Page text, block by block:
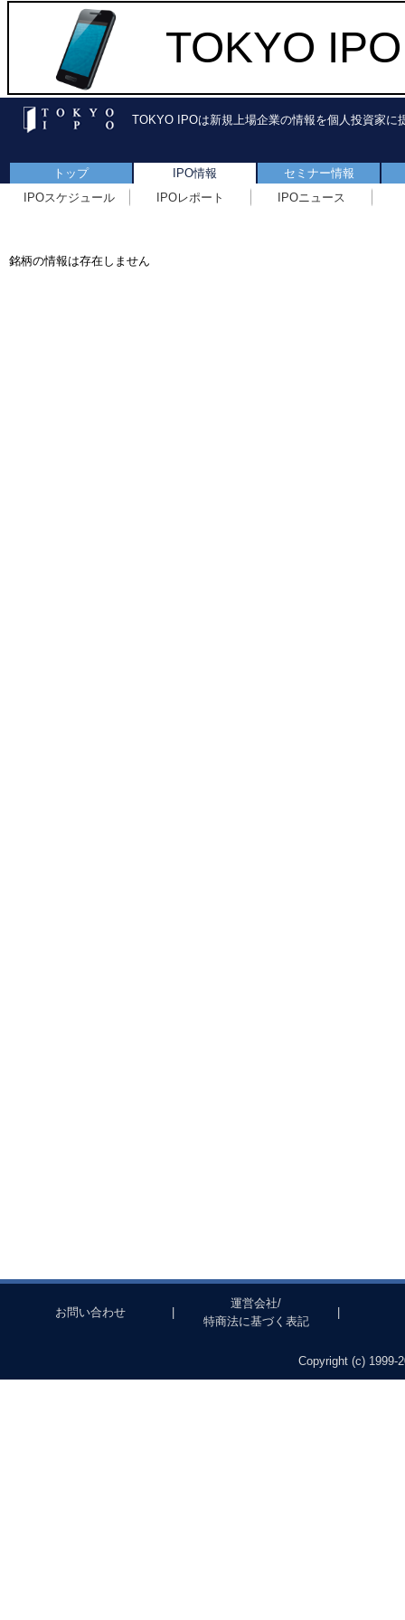
TOKYO
TOKYO IPOは新規上場企業の情報を個人投資家に
トップ IPO情報
セミナー情報
IPOスケジュール
IPOレポート IPOニュース
銘柄の情報は存在しません
お問い合わせ
運営会社/
特商法に基づく表記
Copyright (c) 1999-